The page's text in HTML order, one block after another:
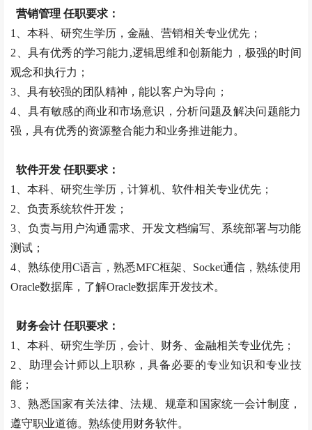
营销管理 任职要求：
1、本科、研究生学历，金融、营销相关专业优先；
2、具有优秀的学习能力,逻辑思维和创新能力，极强的时间
观念和执行力；
3、具有较强的团队精神，能以客户为导向；
4、具有敏感的商业和市场意识，分析问题及解决问题能力
强，具有优秀的资源整合能力和业务推进能力。
软件开发 任职要求：
1、本科、研究生学历，计算机、软件相关专业优先；
2、负责系统软件开发；
3、负责与用户沟通需求、开发文档编写、系统部署与功能
测试；
4、熟练使用C语言，熟悉MFC框架、Socket通信，熟练使用
Oracle数据库，了解Oracle数据库开发技术。
财务会计 任职要求：
1、本科、研究生学历，会计、财务、金融相关专业优先；
2、助理会计师以上职称，具备必要的专业知识和专业技
能；
3、熟悉国家有关法律、法规、规章和国家统一会计制度，
遵守职业道德。熟练使用财务软件。